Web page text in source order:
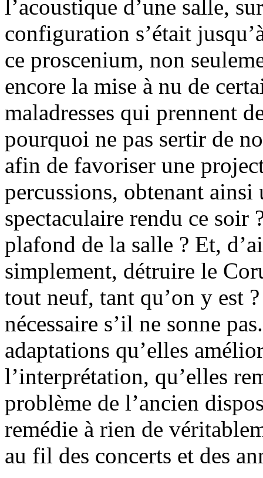
l’acoustique d’une salle,
configuration s’était
ce proscenium, non
encore la mise à nu de
maladresses qui prennent
pourquoi ne pas sertir de
afin de favoriser une
percussions, obtenant
spectaculaire rendu ce soir
plafond de la salle ? Et,
simplement, détruire le
tout neuf, tant qu’on y est
nécessaire s’il ne sonne
adaptations qu’elles
l’interprétation, qu’elles
problème de l’ancien
remédie à rien de
au fil des concerts et des